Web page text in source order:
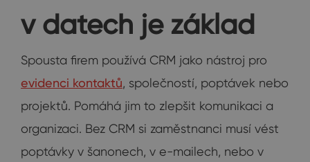
v datech je základ
Spousta firem používá CRM jako nástroj pro
evidenci kontaktů, společností, poptávek nebo
projektů. Pomáhá jim to zlepšit komunikaci a
organizaci. Bez CRM si zaměstnanci musí vést
poptávky v šanonech, v e-mailech, nebo v